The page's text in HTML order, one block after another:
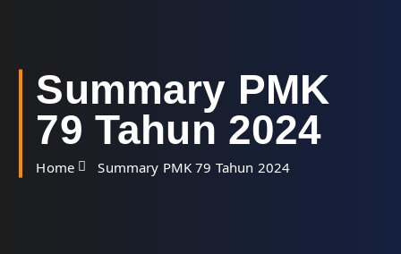
Summary PMK
79 Tahun 2024
Home Summary PMK 79 Tahun 2024